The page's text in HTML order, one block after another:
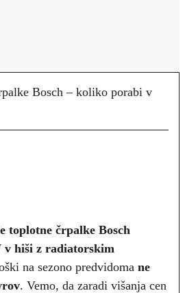
Bosch – koliko porabi v
toplotne črpalke Bosch
v hiši z radiatorskim
na sezono predvidoma ne
. Vemo, da zaradi višanja cen